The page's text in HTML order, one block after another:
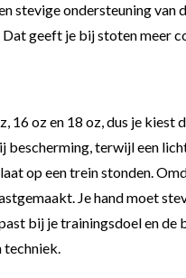
stevige ondersteuning van
geeft je bij stoten meer
16 oz en 18 oz, dus je
bescherming, terwijl een
op een trein stonden.
Je hand moet
bij je trainingsdoel en
techniek.